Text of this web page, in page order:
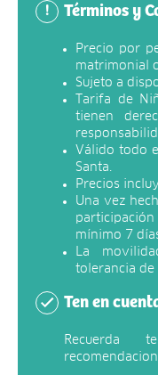
! Términos y
Precio por
matrimonial
Sujeto a
Tarifa de
tienen
Válido todo
Santa.
Precios
Una vez
mínimo 7
La
tolerancia de
Ten en
Recuerda